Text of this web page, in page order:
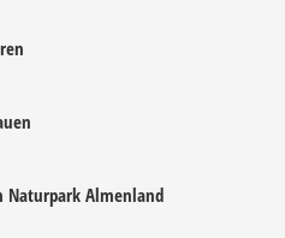
Naturpark Almenland